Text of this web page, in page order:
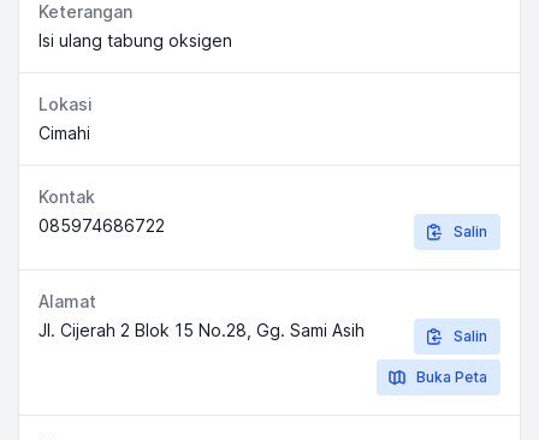
Keterangan
Isi ulang tabung oksigen
Lokasi
Cimahi
Kontak
085974686722
Salin
Alamat
Jl. Cijerah 2 Blok 15 No.28, Gg. Sami Asih
Salin
Buka Peta